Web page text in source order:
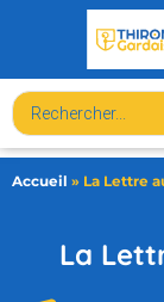
Accueil » La Lettre
La